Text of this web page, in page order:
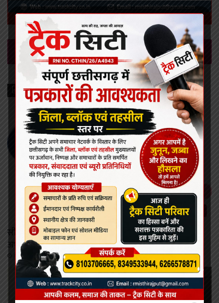
Leave a Reply
Recent Posts
रायपुर
सीजी पीएससी द्वारा एस आई भर्ती परीक्षा :सोशल मीडिया पर
अभ्यर्थियों के नामों को लेकर फैलाई जा रही अफवाहें
August 6, 2026